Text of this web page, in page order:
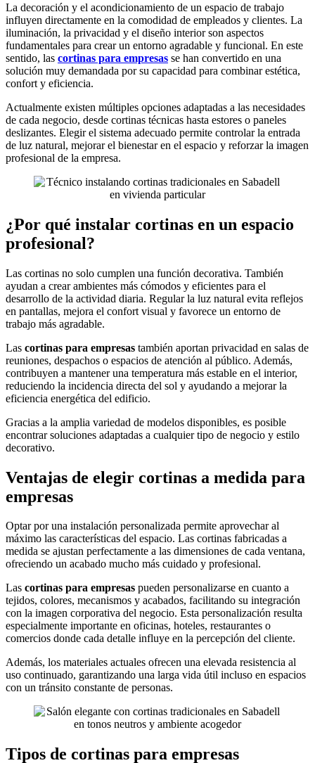
La decoración y el acondicionamiento de un espacio de trabajo
influyen directamente en la comodidad de empleados y clientes. La
iluminación, la privacidad y el diseño interior son aspectos
fundamentales para crear un entorno agradable y funcional. En este
sentido, las cortinas para empresas se han convertido en una
solución muy demandada por su capacidad para combinar estética,
confort y eficiencia.
Actualmente existen múltiples opciones adaptadas a las necesidades
de cada negocio, desde cortinas técnicas hasta estores o paneles
deslizantes. Elegir el sistema adecuado permite controlar la entrada
de luz natural, mejorar el bienestar en el espacio y reforzar la imagen
profesional de la empresa.
¿Por qué instalar cortinas en un espacio
profesional?
Las cortinas no solo cumplen una función decorativa. También
ayudan a crear ambientes más cómodos y eficientes para el
desarrollo de la actividad diaria. Regular la luz natural evita reflejos
en pantallas, mejora el confort visual y favorece un entorno de
trabajo más agradable.
Las cortinas para empresas también aportan privacidad en salas de
reuniones, despachos o espacios de atención al público. Además,
contribuyen a mantener una temperatura más estable en el interior,
reduciendo la incidencia directa del sol y ayudando a mejorar la
eficiencia energética del edificio.
Gracias a la amplia variedad de modelos disponibles, es posible
encontrar soluciones adaptadas a cualquier tipo de negocio y estilo
decorativo.
Ventajas de elegir cortinas a medida para
empresas
Optar por una instalación personalizada permite aprovechar al
máximo las características del espacio. Las cortinas fabricadas a
medida se ajustan perfectamente a las dimensiones de cada ventana,
ofreciendo un acabado mucho más cuidado y profesional.
Las cortinas para empresas pueden personalizarse en cuanto a
tejidos, colores, mecanismos y acabados, facilitando su integración
con la imagen corporativa del negocio. Esta personalización resulta
especialmente importante en oficinas, hoteles, restaurantes o
comercios donde cada detalle influye en la percepción del cliente.
Además, los materiales actuales ofrecen una elevada resistencia al
uso continuado, garantizando una larga vida útil incluso en espacios
con un tránsito constante de personas.
Tipos de cortinas para empresas